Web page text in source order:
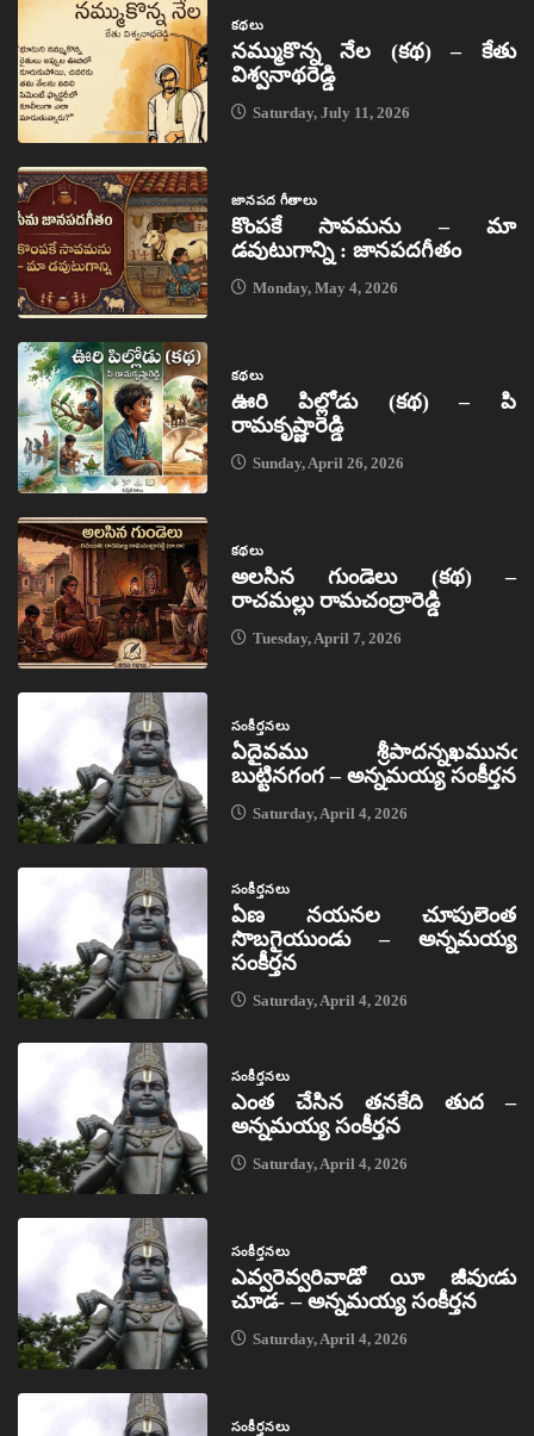
కథలు
నమ్ముకొన్న నేల (కథ) – కేతు
విశ్వనాథరెడ్డి
Saturday, July 11, 2026
జానపద గీతాలు
కొంపకే సావమను – మా
డవుటుగాన్ని : జానపదగీతం
Monday, May 4, 2026
కథలు
ఊరి పిల్లోడు (కథ) – పి
రామకృష్ణారెడ్డి
Sunday, April 26, 2026
కథలు
అలసిన గుండెలు (కథ) –
రాచమల్లు రామచంద్రారెడ్డి
Tuesday, April 7, 2026
సంకీర్తనలు
ఏదైవము శ్రీపాదన్నఖమునఁ
బుట్టినగంగ – అన్నమయ్య సంకీర్తన
Saturday, April 4, 2026
సంకీర్తనలు
ఏణ నయనల చూపులెంత
సొబగైయుండు – అన్నమయ్య
సంకీర్తన
Saturday, April 4, 2026
సంకీర్తనలు
ఎంత చేసిన తనకేది తుద –
అన్నమయ్య సంకీర్తన
Saturday, April 4, 2026
సంకీర్తనలు
ఎవ్వరెవ్వరివాడో యీ జీవుఁడు
చూడ- – అన్నమయ్య సంకీర్తన
Saturday, April 4, 2026
సంకీర్తనలు